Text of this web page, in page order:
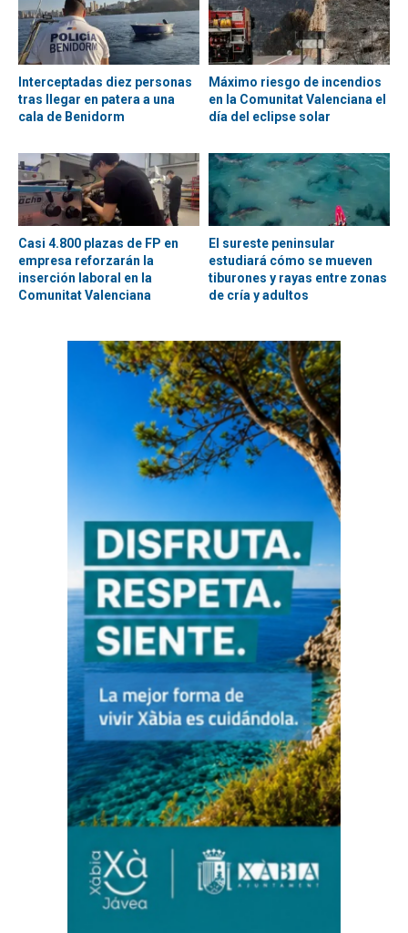
Interceptadas diez personas
tras llegar en patera a una
cala de Benidorm
Máximo riesgo de incendios
en la Comunitat Valenciana el
día del eclipse solar
Casi 4.800 plazas de FP en
empresa reforzarán la
inserción laboral en la
Comunitat Valenciana
El sureste peninsular
estudiará cómo se mueven
tiburones y rayas entre zonas
de cría y adultos